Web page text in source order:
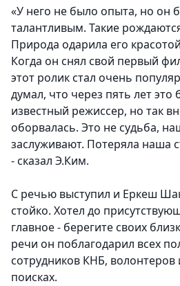
«У него не было опыта, но он
талантливым. Такие
Природа одарила его
Когда он снял свой первый
этот ролик стал очень
думал, что через пять лет это
известный режиссер, но так
оборвалась. Это не судьба,
заслуживают. Потеряла наша
- сказал Э.Ким.
С речью выступил и Еркеш
стойко. Хотел до
главное - берегите своих
речи он поблагодарил всех
сотрудников КНБ, волонтеров
поисках.